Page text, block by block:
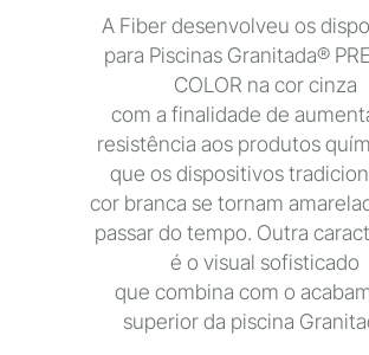
A Fiber desenvolveu os
para Piscinas Granitada®
COLOR na cor cinza
com a finalidade de
resistência aos produtos
que os dispositivos
cor branca se tornam
passar do tempo. Outra
é o visual sofisticado
que combina com o
superior da piscina